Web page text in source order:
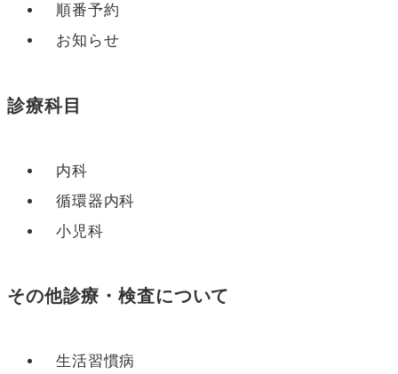
順番予約
お知らせ
診療科目
内科
循環器内科
小児科
その他診療・検査について
生活習慣病